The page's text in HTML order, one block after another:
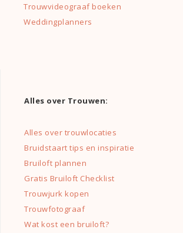
Trouwvideograaf boeken
Weddingplanners
Alles over Trouwen:
Alles over trouwlocaties
Bruidstaart tips en inspiratie
Bruiloft plannen
Gratis Bruiloft Checklist
Trouwjurk kopen
Trouwfotograaf
Wat kost een bruiloft?